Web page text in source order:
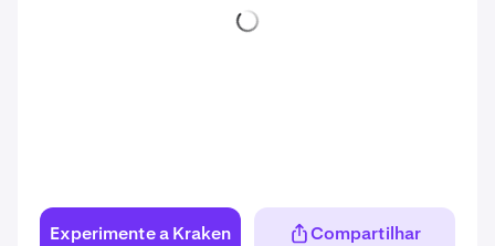
Experimente a Kraken Compartilhar